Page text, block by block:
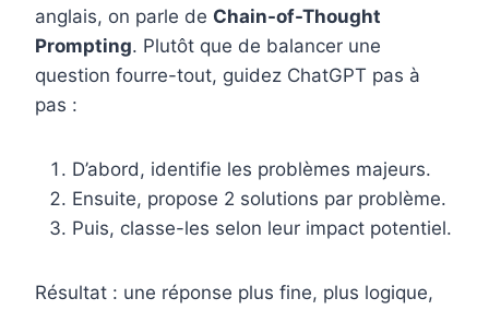
anglais, on parle de Chain-of-Thought
Prompting. Plutôt que de balancer une
question fourre-tout, guidez ChatGPT pas à
pas :
D’abord, identifie les problèmes majeurs.
Ensuite, propose 2 solutions par problème.
Puis, classe-les selon leur impact potentiel.
Résultat : une réponse plus fine, plus logique,